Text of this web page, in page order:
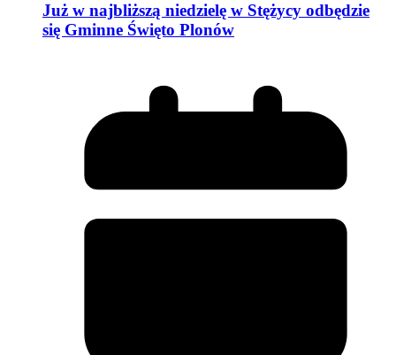
Już w najbliższą niedzielę w Stężycy odbędzie
się Gminne Święto Plonów